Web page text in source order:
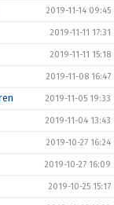
2019-11-14 09:45
2019-11-11 17:31
2019-11-11 15:18
2019-11-08 16:47
2019-11-05 19:33
2019-11-04 13:43
2019-10-27 16:24
2019-10-27 16:09
2019-10-25 15:17